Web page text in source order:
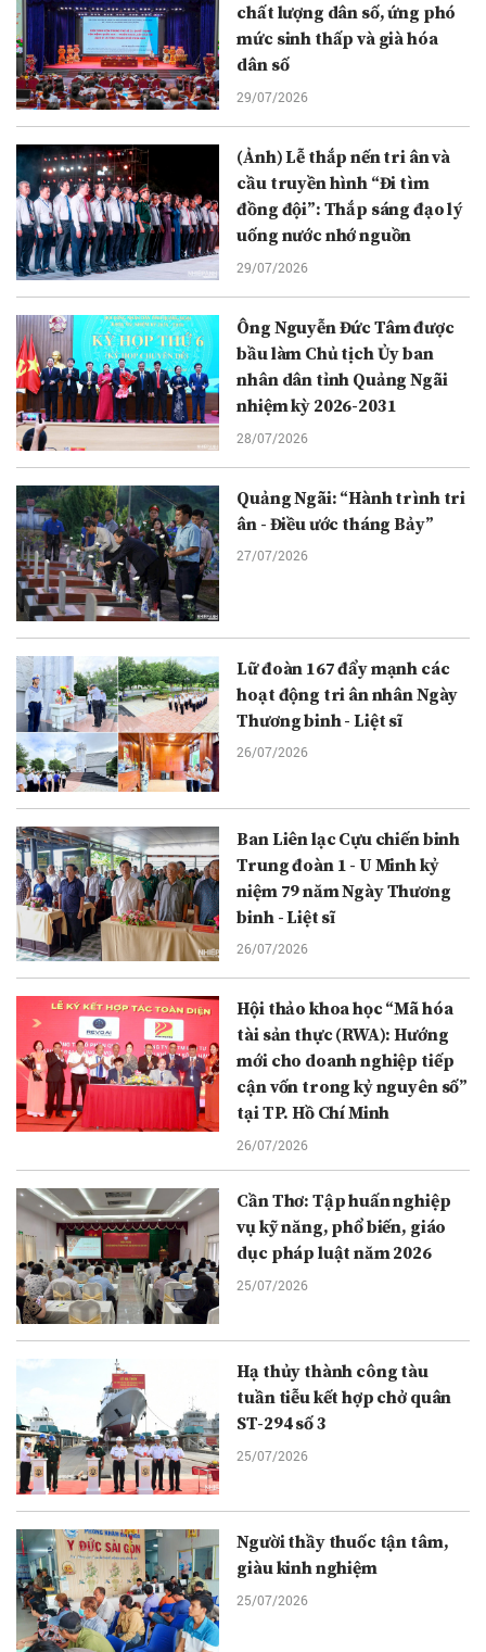
chất lượng dân số, ứng phó
mức sinh thấp và già hóa
dân số
29/07/2026
(Ảnh) Lễ thắp nến tri ân và
cầu truyền hình “Đi tìm
đồng đội”: Thắp sáng đạo lý
uống nước nhớ nguồn
29/07/2026
Ông Nguyễn Đức Tâm được
bầu làm Chủ tịch Ủy ban
nhân dân tỉnh Quảng Ngãi
nhiệm kỳ 2026-2031
28/07/2026
Quảng Ngãi: “Hành trình tri
ân - Điều ước tháng Bảy”
27/07/2026
Lữ đoàn 167 đẩy mạnh các
hoạt động tri ân nhân Ngày
Thương binh - Liệt sĩ
26/07/2026
Ban Liên lạc Cựu chiến binh
Trung đoàn 1 - U Minh kỷ
niệm 79 năm Ngày Thương
binh - Liệt sĩ
26/07/2026
Hội thảo khoa học “Mã hóa
tài sản thực (RWA): Hướng
mới cho doanh nghiệp tiếp
cận vốn trong kỷ nguyên số”
tại TP. Hồ Chí Minh
26/07/2026
Cần Thơ: Tập huấn nghiệp
vụ kỹ năng, phổ biến, giáo
dục pháp luật năm 2026
25/07/2026
Hạ thủy thành công tàu
tuần tiễu kết hợp chở quân
ST-294 số 3
25/07/2026
Người thầy thuốc tận tâm,
giàu kinh nghiệm
25/07/2026